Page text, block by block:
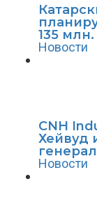
135
Новости
CNH
Хейвуд
Новости